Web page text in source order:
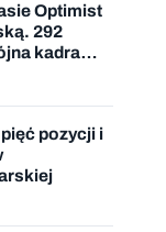
Optimist
292
kadra
pozycji i